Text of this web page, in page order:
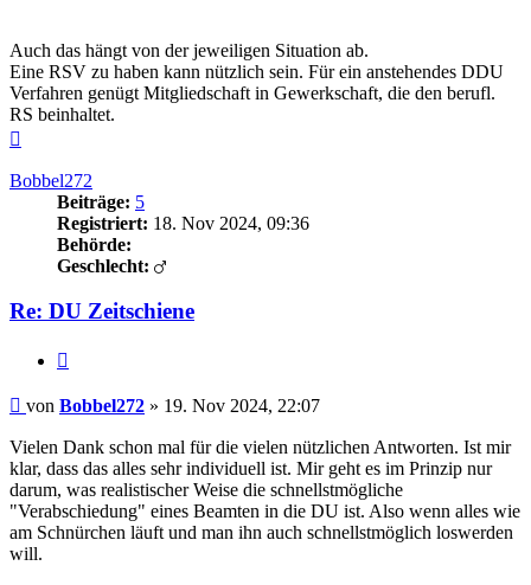
Auch das hängt von der jeweiligen Situation ab.
Eine RSV zu haben kann nützlich sein. Für ein anstehendes DDU
Verfahren genügt Mitgliedschaft in Gewerkschaft, die den berufl.
RS beinhaltet.
Bobbel272
Beiträge: 5
Registriert: 18. Nov 2024, 09:36
Behörde:
Geschlecht:
Re: DU Zeitschiene
Beitrag
von Bobbel272 » 19. Nov 2024, 22:07
Vielen Dank schon mal für die vielen nützlichen Antworten. Ist mir
klar, dass das alles sehr individuell ist. Mir geht es im Prinzip nur
darum, was realistischer Weise die schnellstmögliche
"Verabschiedung" eines Beamten in die DU ist. Also wenn alles wie
am Schnürchen läuft und man ihn auch schnellstmöglich loswerden
will.